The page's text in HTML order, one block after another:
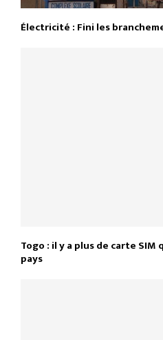
Électricité : Fini les
Togo : il y a plus de carte
pays